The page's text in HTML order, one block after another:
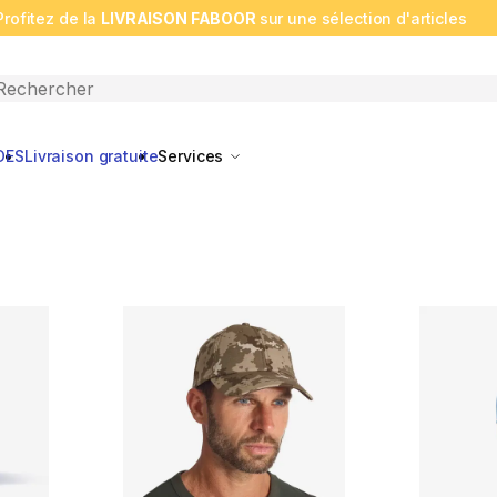
de la LIVRAISON FABOOR sur une sélection d'articles
search
Livraison gratuiteServices